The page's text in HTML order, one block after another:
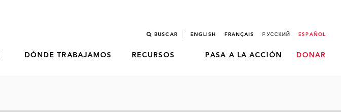
BUSCAR ENGLISH FRANÇAIS РУССКИЙ ESPAÑOL
DÓNDE TRABAJAMOS RECURSOS PASA A LA ACCIÓN DONAR